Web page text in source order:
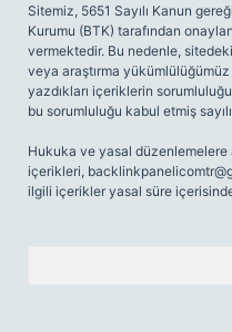
Sitemiz, 5651 Sayılı Kanun
Kurumu (BTK) tarafından
vermektedir. Bu nedenle,
veya araştırma
yazdıkları içeriklerin
bu sorumluluğu kabul etmiş
Hukuka ve yasal düzenlemelere
içerikleri,
ilgili içerikler yasal süre